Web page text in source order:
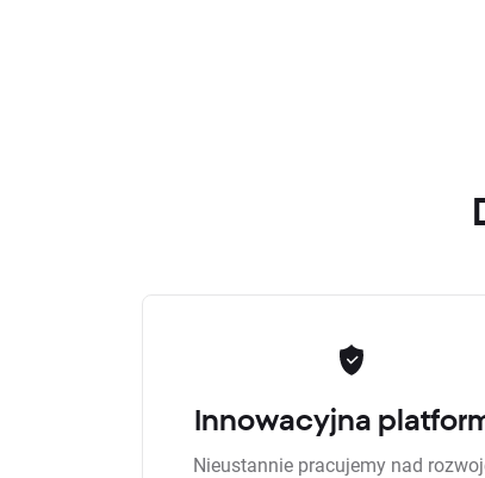
Innowacyjna
Nieustannie pracujemy nad